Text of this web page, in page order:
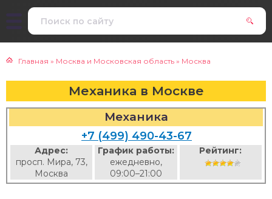
Главная » Москва и Московская область » Москва
Механика в Москве
Механика
+7 (499) 490-43-67
Адрес:
просп. Мира, 73,
Москва
График работы:
ежедневно,
09:00–21:00
Рейтинг: